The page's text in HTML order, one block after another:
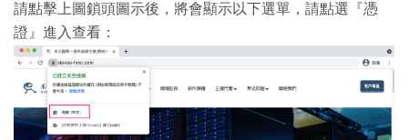
請點擊上圖鎖頭圖示後，將會顯示以下選單，請點選『憑
證』進入查看：